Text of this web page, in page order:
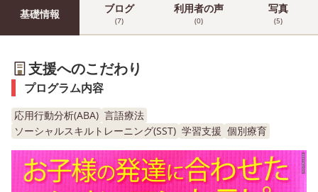
基礎情報 ブログ
(7)
利用者の声
(0)
写真
(5)
支援へのこだわり
プログラム内容
応用行動分析(ABA) 言語療法
ソーシャルスキルトレーニング(SST) 学習支援 個別療育